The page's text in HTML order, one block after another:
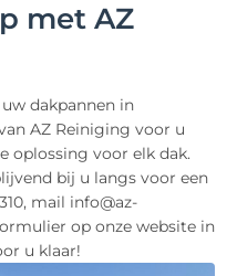
met AZ
dakpannen in
AZ Reiniging voor u
oplossing voor elk dak.
bij u langs voor een
mail info@az-
op onze website in
u klaar!